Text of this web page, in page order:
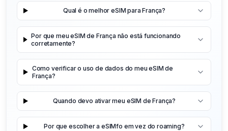
Qual é o melhor eSIM para França?
Por que meu eSIM de França não está funcionando
corretamente?
Como verificar o uso de dados do meu eSIM de
França?
Quando devo ativar meu eSIM de França?
Por que escolher a eSIMfo em vez do roaming?